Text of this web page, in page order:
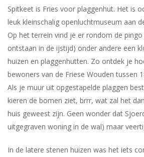
Spitkeet is Fries voor plaggenhut. Het is
leuk kleinschalig openluchtmuseum aan
Op het terrein vind je er rondom de
ontstaan in de ijstijd) onder andere een
huizen en plaggenhutten. Zo ontdek je
bewoners van de Friese Wouden tussen
Als je muur uit opge­stapelde plaggen
kieren de bomen ziet, brrr, wat zal het
huis geweest zijn. Geen wonder dat
uitgegraven woning in de wal) maar
In de latere stenen huizen was het iets